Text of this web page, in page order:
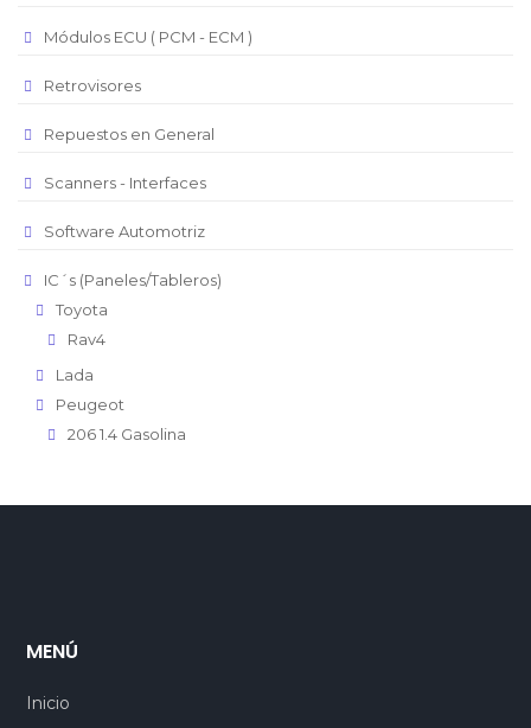
Módulos ECU ( PCM - ECM )
Retrovisores
Repuestos en General
Scanners - Interfaces
Software Automotriz
IC´s (Paneles/Tableros)
Toyota
Rav4
Lada
Peugeot
206 1.4 Gasolina
MENÚ
Inicio